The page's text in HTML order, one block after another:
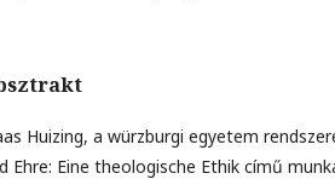
Huizing, a würzburgi egyetem
Ehre: Eine theologische Ethik című